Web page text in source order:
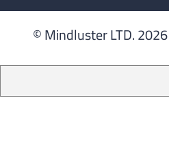
Mindluster LTD.